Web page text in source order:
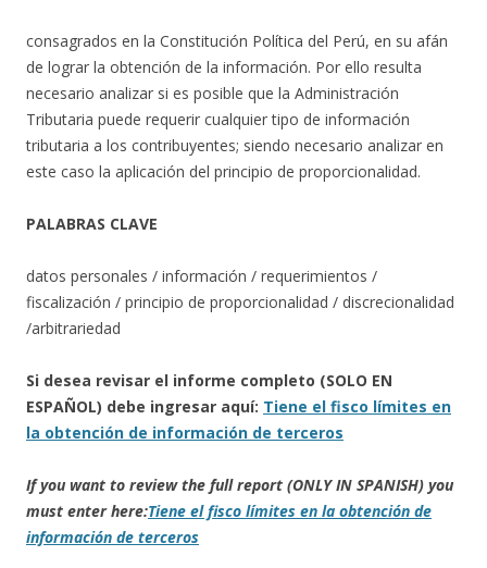
consagrados en la Constitución Política del Perú, en su afán
de lograr la obtención de la información. Por ello resulta
necesario analizar si es posible que la Administración
Tributaria puede requerir cualquier tipo de información
tributaria a los contribuyentes; siendo necesario analizar en
este caso la aplicación del principio de proporcionalidad.
PALABRAS CLAVE
datos personales / información / requerimientos /
fiscalización / principio de proporcionalidad / discrecionalidad
/arbitrariedad
Si desea revisar el informe completo (SOLO EN
ESPAÑOL) debe ingresar aquí: Tiene el fisco límites en
la obtención de información de terceros
If you want to review the full report (ONLY IN SPANISH) you
must enter here:Tiene el fisco límites en la obtención de
información de terceros